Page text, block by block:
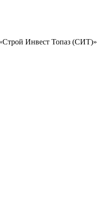
Инвест Топаз (СИТ)»